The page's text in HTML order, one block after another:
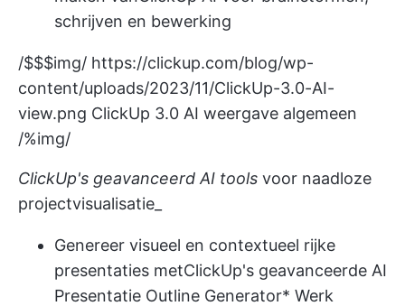
schrijven en bewerking
/$$$img/ https://clickup.com/blog/wp-
content/uploads/2023/11/ClickUp-3.0-AI-
view.png ClickUp 3.0 AI weergave algemeen
/%img/
ClickUp's geavanceerd AI tools voor naadloze
projectvisualisatie_
Genereer visueel en contextueel rijke
presentaties metClickUp's geavanceerde AI
Presentatie Outline Generator* Werk